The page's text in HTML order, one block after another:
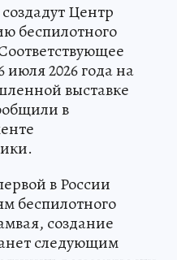
Центр
беспилотного
2026 года на
выставке
в
в России
беспилотного
создание
следующим